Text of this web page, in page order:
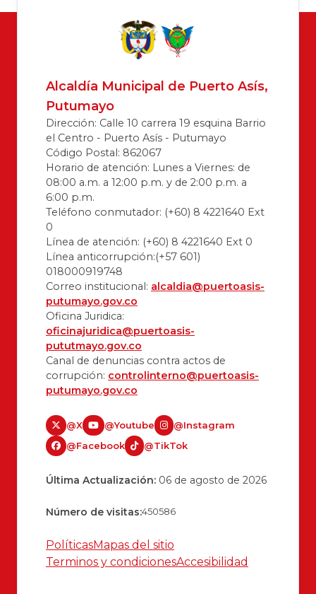
Alcaldía Municipal de Puerto Asís,
Putumayo
Dirección: Calle 10 carrera 19 esquina Barrio
el Centro - Puerto Asís - Putumayo
Código Postal: 862067
Horario de atención: Lunes a Viernes: de
08:00 a.m. a 12:00 p.m. y de 2:00 p.m. a
6:00 p.m.
Teléfono conmutador: (+60) 8 4221640 Ext
0
Línea de atención: (+60) 8 4221640 Ext 0
Línea anticorrupción:(+57 601)
018000919748
Correo institucional: alcaldia@puertoasis-
putumayo.gov.co
Oficina Juridica:
oficinajuridica@puertoasis-
pututmayo.gov.co
Canal de denuncias contra actos de
corrupción: controlinterno@puertoasis-
putumayo.gov.co
@X @Youtube
@Instagram
@Facebook
@TikTok
Última Actualización: 06 de agosto de 2026
Número de visitas:450586
PolíticasMapas del sitio
Terminos y condicionesAccesibilidad